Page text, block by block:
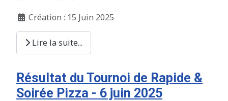
Création : 15 Juin 2025
Lire la suite...
Résultat du Tournoi de Rapide &
Soirée Pizza - 6 juin 2025